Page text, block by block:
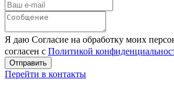
Я даю Согласие на обработку моих
согласен с Политикой
Перейти в контакты